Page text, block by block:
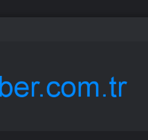
midibüs çarptı